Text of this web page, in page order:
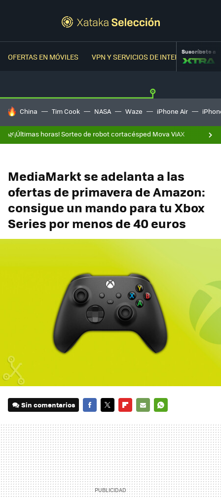
OFERTAS EN MÓVILES VPN Y SERVICIOS DE INTERNETSuscríbete a
HOY SE HABLA DE
China Tim Cook NASA Waze iPhone Air
🌿¡Últimas horas! Sorteo de robot cortacésped Mova ViAX
MediaMarkt se adelanta a las
ofertas de primavera de Amazon:
consigue un mando para tu Xbox
Series por menos de 40 euros
Sin comentarios
MAIL